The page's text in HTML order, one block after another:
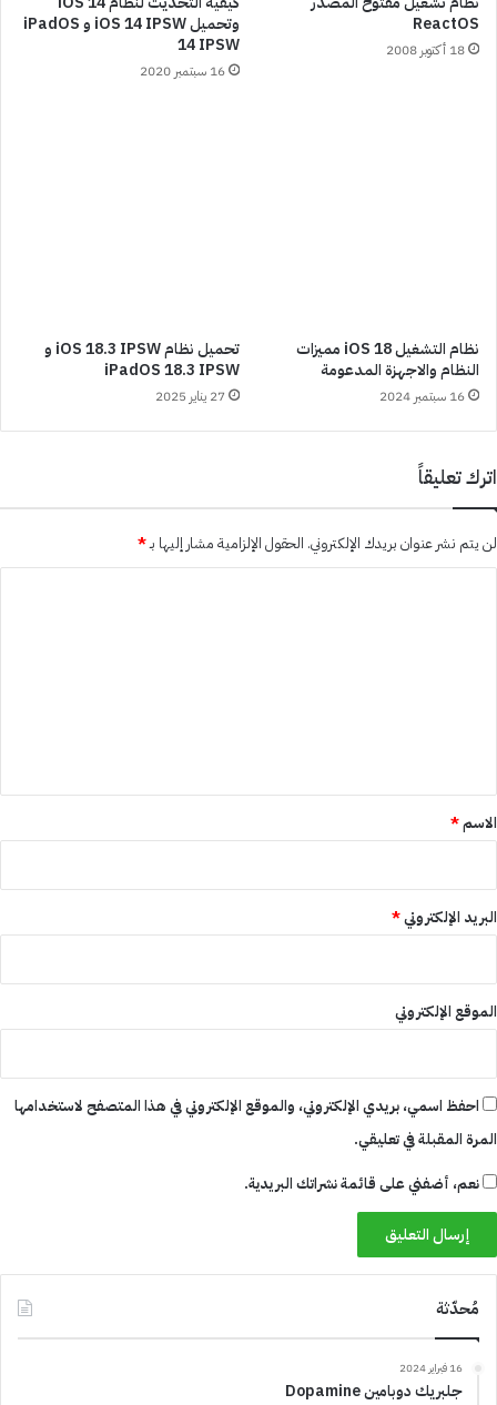
ReactOS
18 أكتوبر 2008
وتحميل iOS 14 IPSW و iPadOS
14 IPSW
16 سبتمبر 2020
نظام التشغيل iOS 18 مميزات
النظام والاجهزة المدعومة
16 سبتمبر 2024
تحميل نظام iOS 18.3 IPSW و
iPadOS 18.3 IPSW
27 يناير 2025
اترك تعليقاً
لن يتم نشر عنوان بريدك الإلكتروني. الحقول الإلزامية مشار إليها بـ*
*
الاسم*
البريد الإلكتروني*
الموقع الإلكتروني
احفظ اسمي، بريدي الإلكتروني، والموقع الإلكتروني في هذا المتصفح لاستخدامها
المرة المقبلة في تعليقي.
نعم، أضفني على قائمة نشراتك البريدية.
مُحدّثة
16 فبراير 2024
جلبريك دوبامين Dopamine